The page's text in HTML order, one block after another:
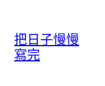
把日子慢慢
寫完